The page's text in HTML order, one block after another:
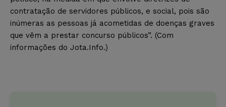
contratação de servidores públicos, e social, pois são
inúmeras as pessoas já acometidas de doenças graves
que vêm a prestar concurso públicos”. (Com
informações do Jota.Info.)